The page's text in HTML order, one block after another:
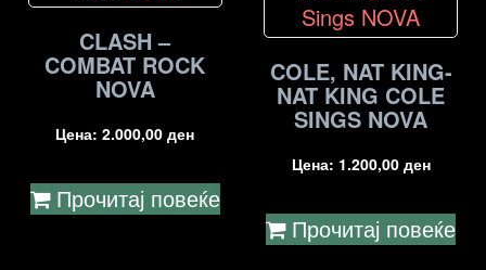
CLASH –
COMBAT ROCK
NOVA
Цена:2.000,00ден
Прочитај повеќе
COLE, NAT KING-
NAT KING COLE
SINGS NOVA
Цена: 1.200,00 ден
Прочитај повеќе